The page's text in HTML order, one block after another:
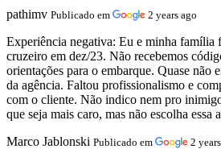
pathimv Publicado em 2 years ago
Experiência negativa: Eu e minha família
cruzeiro em dez/23. Não recebemos
orientações para o embarque. Quase não
da agência. Faltou profissionalismo e
com o cliente. Não indico nem pro
que seja mais caro, mas não escolha essa
Marco Jablonski Publicado em 2